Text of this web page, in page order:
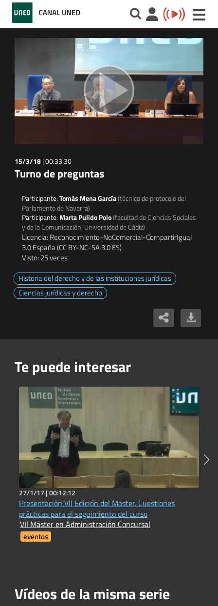
Toggle
15/3/18|00:33:30
Turno de preguntas
Participante:Tomás Mena García(técnico de protocolo del
Parlamento de Navarra)
Participante: Marta Pulido Polo(facultad de Ciencias Sociales
y de la Comunicación, Universidad de Cádiz)
Licencia: Reconocimiento-NoComercial-CompartirIgual
3.0 España (CC BY-NC-SA 3.0 ES)
Visto: 25 veces
Historia del derecho y de las instituciones jurídicas
Ciencias jurídicas y derecho
Te puede interesar
27/1/17 |00:12:12
Presentación VII Edición del Master. Cuestiones
prácticas para el seguimiento del curso
VII Máster en Administración Concursal
eventos
Vídeos de la misma serie